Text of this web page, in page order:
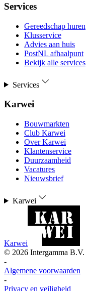
Services
Gereedschap huren
Klusservice
Advies aan huis
PostNL afhaalpunt
Bekijk alle services
Services
Karwei
Bouwmarkten
Club Karwei
Over Karwei
Klantenservice
Duurzaamheid
Vacatures
Nieuwsbrief
Karwei
Karwei
© 2026 Intergamma B.V.
-
Algemene voorwaarden
-
Privacy en veiligheid